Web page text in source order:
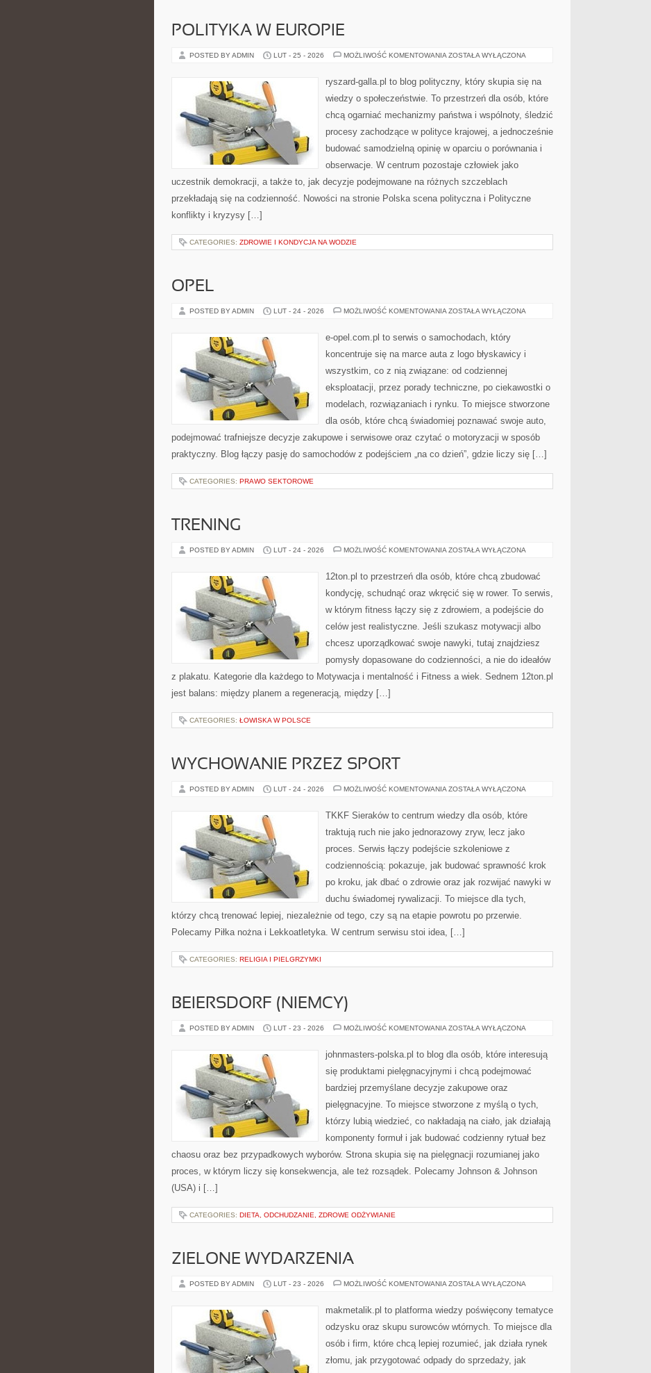
POLITYKA W EUROPIE
POSTED BY ADMIN LUT - 25 - 2026 MOŻLIWOŚĆ KOMENTOWANIA POLITYKA
ZOSTAŁA WYŁĄCZONA
ryszard-galla.pl to blog polityczny, który skupia się na
wiedzy o społeczeństwie. To przestrzeń dla osób, które
chcą ogarniać mechanizmy państwa i wspólnoty, śledzić
procesy zachodzące w polityce krajowej, a jednocześnie
budować samodzielną opinię w oparciu o porównania i
obserwacje. W centrum pozostaje człowiek jako
uczestnik demokracji, a także to, jak decyzje podejmowane na różnych szczeblach
przekładają się na codzienność. Nowości na stronie Polska scena polityczna i Polityczne
konflikty i kryzysy […]
CATEGORIES: ZDROWIE I KONDYCJA NA WODZIE
OPEL
POSTED BY ADMIN LUT - 24 - 2026 MOŻLIWOŚĆ KOMENTOWANIA OPEL
ZOSTAŁA WYŁĄCZONA
e-opel.com.pl to serwis o samochodach, który
koncentruje się na marce auta z logo błyskawicy i
wszystkim, co z nią związane: od codziennej
eksploatacji, przez porady techniczne, po ciekawostki o
modelach, rozwiązaniach i rynku. To miejsce stworzone
dla osób, które chcą świadomiej poznawać swoje auto,
podejmować trafniejsze decyzje zakupowe i serwisowe oraz czytać o motoryzacji w sposób
praktyczny. Blog łączy pasję do samochodów z podejściem „na co dzień”, gdzie liczy się […]
CATEGORIES: PRAWO SEKTOROWE
TRENING
POSTED BY ADMIN LUT - 24 - 2026 MOŻLIWOŚĆ KOMENTOWANIA TRENING
ZOSTAŁA WYŁĄCZONA
12ton.pl to przestrzeń dla osób, które chcą zbudować
kondycję, schudnąć oraz wkręcić się w rower. To serwis,
w którym fitness łączy się z zdrowiem, a podejście do
celów jest realistyczne. Jeśli szukasz motywacji albo
chcesz uporządkować swoje nawyki, tutaj znajdziesz
pomysły dopasowane do codzienności, a nie do ideałów
z plakatu. Kategorie dla każdego to Motywacja i mentalność i Fitness a wiek. Sednem 12ton.pl
jest balans: między planem a regeneracją, między […]
CATEGORIES: ŁOWISKA W POLSCE
WYCHOWANIE PRZEZ SPORT
POSTED BY ADMIN LUT - 24 - 2026 MOŻLIWOŚĆ KOMENTOWANIA WYCHOWANIE
ZOSTAŁA WYŁĄCZONA
TKKF Sieraków to centrum wiedzy dla osób, które
traktują ruch nie jako jednorazowy zryw, lecz jako
proces. Serwis łączy podejście szkoleniowe z
codziennością: pokazuje, jak budować sprawność krok
po kroku, jak dbać o zdrowie oraz jak rozwijać nawyki w
duchu świadomej rywalizacji. To miejsce dla tych,
którzy chcą trenować lepiej, niezależnie od tego, czy są na etapie powrotu po przerwie.
Polecamy Piłka nożna i Lekkoatletyka. W centrum serwisu stoi idea, […]
CATEGORIES: RELIGIA I PIELGRZYMKI
BEIERSDORF (NIEMCY)
POSTED BY ADMIN LUT - 23 - 2026 MOŻLIWOŚĆ KOMENTOWANIA BEIERSDORF
ZOSTAŁA WYŁĄCZONA
johnmasters-polska.pl to blog dla osób, które interesują
się produktami pielęgnacyjnymi i chcą podejmować
bardziej przemyślane decyzje zakupowe oraz
pielęgnacyjne. To miejsce stworzone z myślą o tych,
którzy lubią wiedzieć, co nakładają na ciało, jak działają
komponenty formuł i jak budować codzienny rytuał bez
chaosu oraz bez przypadkowych wyborów. Strona skupia się na pielęgnacji rozumianej jako
proces, w którym liczy się konsekwencja, ale też rozsądek. Polecamy Johnson & Johnson
(USA) i […]
CATEGORIES: DIETA, ODCHUDZANIE, ZDROWE ODŻYWIANIE
ZIELONE WYDARZENIA
POSTED BY ADMIN LUT - 23 - 2026 MOŻLIWOŚĆ KOMENTOWANIA ZIELONE
ZOSTAŁA WYŁĄCZONA
makmetalik.pl to platforma wiedzy poświęcony tematyce
odzysku oraz skupu surowców wtórnych. To miejsce dla
osób i firm, które chcą lepiej rozumieć, jak działa rynek
złomu, jak przygotować odpady do sprzedaży, jak